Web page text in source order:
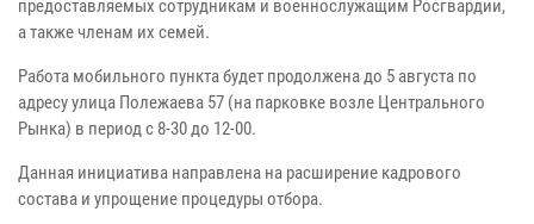
предоставляемых сотрудникам и военнослужащим Росгвардии,
а также членам их семей.
Работа мобильного пункта будет продолжена до 5 августа по
адресу улица Полежаева 57 (на парковке возле Центрального
Рынка) в период с 8-30 до 12-00.
Данная инициатива направлена на расширение кадрового
состава и упрощение процедуры отбора.